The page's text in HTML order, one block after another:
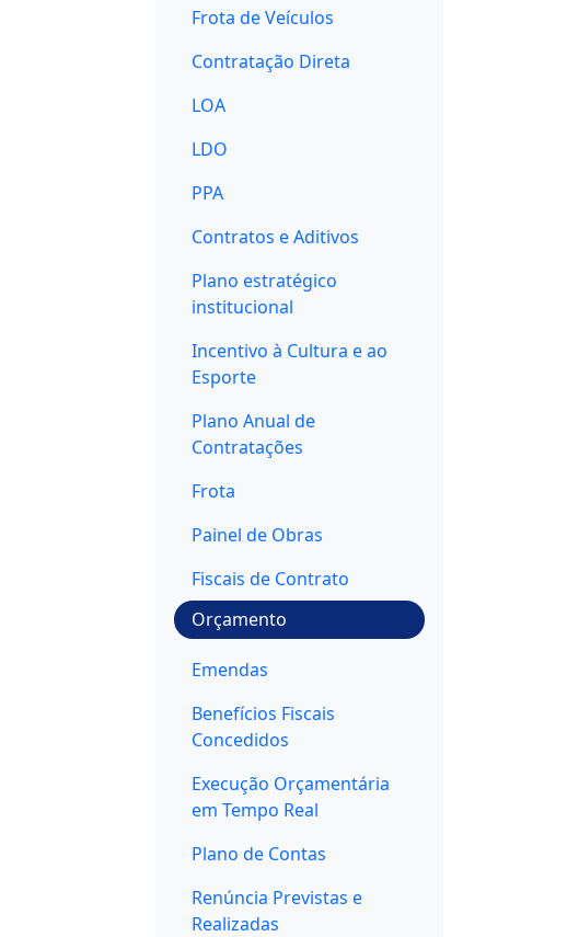
Frota de Veículos
Contratação Direta
LOA
LDO
PPA
Contratos e Aditivos
Plano estratégico
institucional
Incentivo à Cultura e ao
Esporte
Plano Anual de
Contratações
Frota
Painel de Obras
Fiscais de Contrato
Orçamento
Emendas
Benefícios Fiscais
Concedidos
Execução Orçamentária
em Tempo Real
Plano de Contas
Renúncia Previstas e
Realizadas